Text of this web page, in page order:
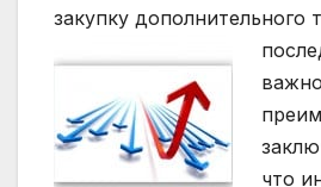
закупку дополнительного
что